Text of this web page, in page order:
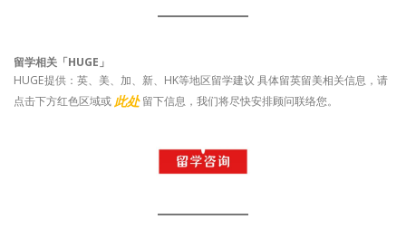
留学相关「HUGE」
HUGE提供：英、美、加、新、HK等地区留学建议 具体留英留美相关信息，请
点击下方红色区域或 此处 留下信息，我们将尽快安排顾问联络您。